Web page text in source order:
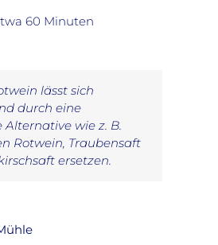
60 Minuten
lässt sich
durch eine
Alternative wie z. B.
Rotwein, Traubensaft
ersetzen.